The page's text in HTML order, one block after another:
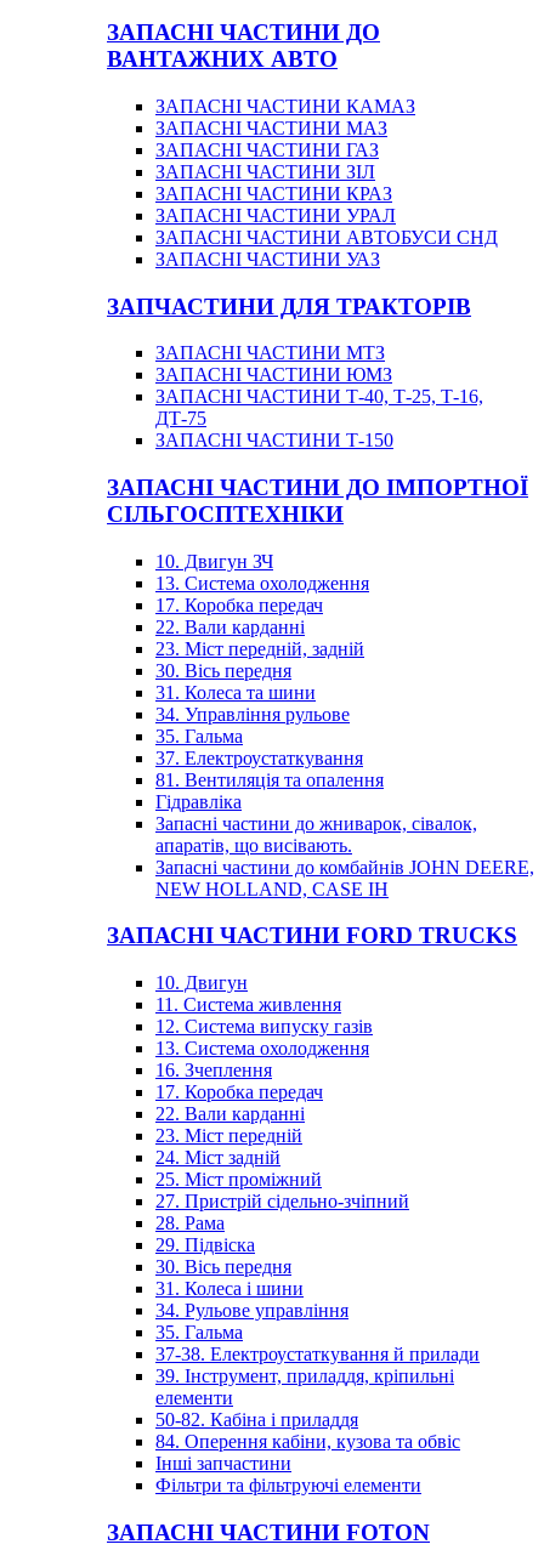
ЗАПАСНІ ЧАСТИНИ ДО
ВАНТАЖНИХ АВТО
ЗАПАСНІ ЧАСТИНИ КАМАЗ
ЗАПАСНІ ЧАСТИНИ МАЗ
ЗАПАСНІ ЧАСТИНИ ГАЗ
ЗАПАСНІ ЧАСТИНИ ЗІЛ
ЗАПАСНІ ЧАСТИНИ КРАЗ
ЗАПАСНІ ЧАСТИНИ УРАЛ
ЗАПАСНІ ЧАСТИНИ АВТОБУСИ СНД
ЗАПАСНІ ЧАСТИНИ УАЗ
ЗАПЧАСТИНИ ДЛЯ ТРАКТОРІВ
ЗАПАСНІ ЧАСТИНИ МТЗ
ЗАПАСНІ ЧАСТИНИ ЮМЗ
ЗАПАСНІ ЧАСТИНИ Т-40, Т-25, Т-16,
ДТ-75
ЗАПАСНІ ЧАСТИНИ Т-150
ЗАПАСНІ ЧАСТИНИ ДО ІМПОРТНОЇ
СІЛЬГОСПТЕХНІКИ
10. Двигун ЗЧ
13. Система охолодження
17. Коробка передач
22. Вали карданні
23. Міст передній, задній
30. Вісь передня
31. Колеса та шини
34. Управління рульове
35. Гальма
37. Електроустаткування
81. Вентиляція та опалення
Гідравліка
Запасні частини до жниварок, сівалок,
апаратів, що висівають.
Запасні частини до комбайнів JOHN DEERE,
NEW HOLLAND, CASE IH
ЗАПАСНІ ЧАСТИНИ FORD TRUCKS
10. Двигун
11. Система живлення
12. Система випуску газів
13. Система охолодження
16. Зчеплення
17. Коробка передач
22. Вали карданні
23. Міст передній
24. Міст задній
25. Міст проміжний
27. Пристрій сідельно-зчіпний
28. Рама
29. Підвіска
30. Вісь передня
31. Колеса і шини
34. Рульове управління
35. Гальма
37-38. Електроустаткування й прилади
39. Інструмент, приладдя, кріпильні
елементи
50-82. Кабіна і приладдя
84. Оперення кабіни, кузова та обвіс
Інші запчастини
Фільтри та фільтруючі елементи
ЗАПАСНІ ЧАСТИНИ FOTON